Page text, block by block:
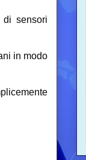
sensori
in modo